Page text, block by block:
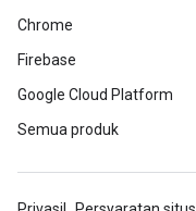
Chrome
Firebase
Google Cloud Platform
Semua produk